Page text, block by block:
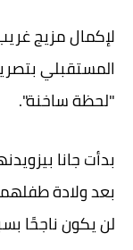
لإكمال مزيج
المستقبلي
"لحظة ساخنة".
بدأت جانا
بعد ولادة
لن يكون ناجحًا